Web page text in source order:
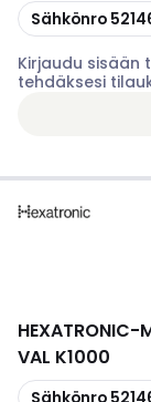
Kopioi
Sähkönro
Kirjaudu sisään
tehdäksesi
HEXATRONIC-
VAL K1000
Kopioi
Sähkönro